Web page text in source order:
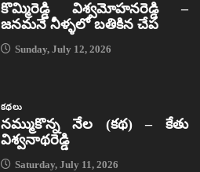
కొమ్మిరెడ్డి విశ్వమోహనరెడ్డి –
జనమనే నీళ్ళలో బతికిన చేప
Sunday, July 12, 2026
కథలు
నమ్ముకొన్న నేల (కథ) – కేతు
విశ్వనాథరెడ్డి
Saturday, July 11, 2026